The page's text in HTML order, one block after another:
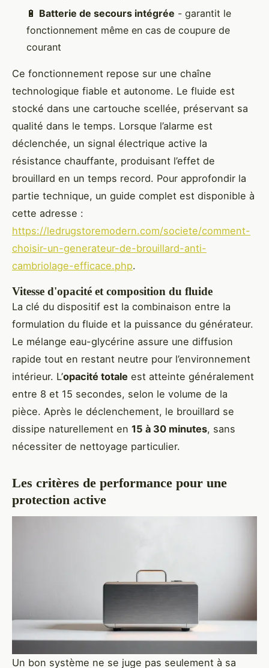
🔋 Batterie de secours intégrée - garantit le
fonctionnement même en cas de coupure de
courant
Ce fonctionnement repose sur une chaîne
technologique fiable et autonome. Le fluide est
stocké dans une cartouche scellée, préservant sa
qualité dans le temps. Lorsque l’alarme est
déclenchée, un signal électrique active la
résistance chauffante, produisant l’effet de
brouillard en un temps record. Pour approfondir la
partie technique, un guide complet est disponible à
cette adresse :
https://ledrugstoremodern.com/societe/comment-
choisir-un-generateur-de-brouillard-anti-
cambriolage-efficace.php.
Vitesse d'opacité et composition du fluide
La clé du dispositif est la combinaison entre la
formulation du fluide et la puissance du générateur.
Le mélange eau-glycérine assure une diffusion
rapide tout en restant neutre pour l’environnement
intérieur. L’opacité totale est atteinte généralement
entre 8 et 15 secondes, selon le volume de la
pièce. Après le déclenchement, le brouillard se
dissipe naturellement en 15 à 30 minutes, sans
nécessiter de nettoyage particulier.
Les critères de performance pour une
protection active
Un bon système ne se juge pas seulement à sa